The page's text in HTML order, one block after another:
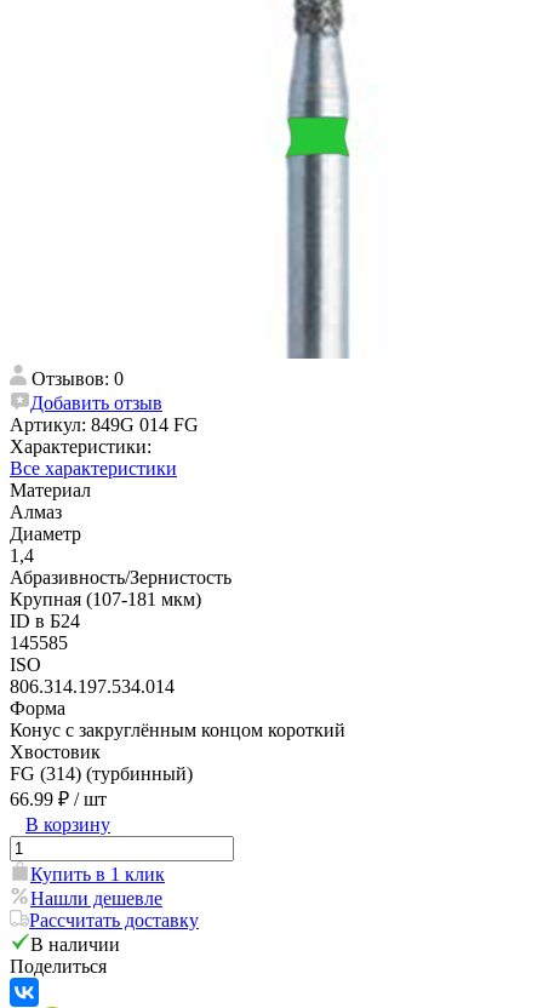
Отзывов: 0
Добавить отзыв
Артикул: 849G 014 FG
Характеристики:
Все характеристики
Материал
Алмаз
Диаметр
1,4
Абразивность/Зернистость
Крупная (107-181 мкм)
ID в Б24
145585
ISO
806.314.197.534.014
Форма
Конус с закруглённым концом короткий
Хвостовик
FG (314) (турбинный)
66.99 ₽ / шт
В корзину
Купить в 1 клик
Нашли дешевле
Рассчитать доставку
В наличии
Поделиться